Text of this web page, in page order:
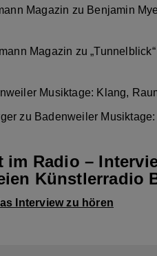
Magazin zu Benjamin
Magazin zu
Musiktage: Klang,
zu Badenweiler
Radio –
Künstlerradio
Interview zu hören